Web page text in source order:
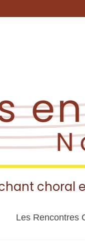
choral
Les Rencontres